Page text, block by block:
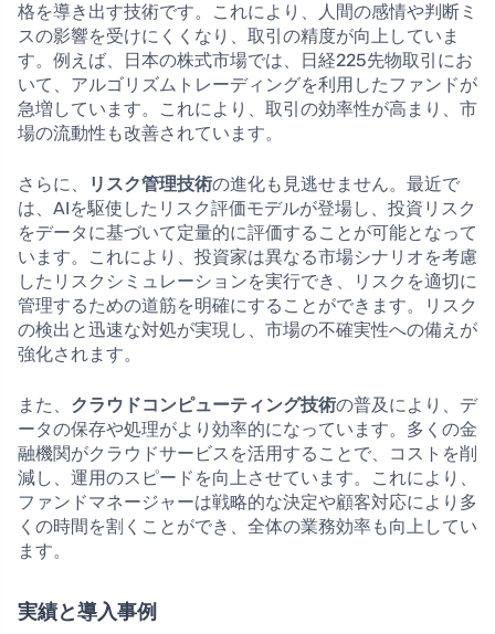
格を導き出す技術です。これにより、人間の感情や判断ミ
スの影響を受けにくくなり、取引の精度が向上していま
す。例えば、日本の株式市場では、日経225先物取引にお
いて、アルゴリズムトレーディングを利用したファンドが
急増しています。これにより、取引の効率性が高まり、市
場の流動性も改善されています。
さらに、 リスク管理技術の進化も見逃せません。最近で
は、AIを駆使したリスク評価モデルが登場し、投資リスク
をデータに基づいて定量的に評価することが可能となって
います。これにより、投資家は異なる市場シナリオを考慮
したリスクシミュレーションを実行でき、リスクを適切に
管理するための道筋を明確にすることができます。リスク
の検出と迅速な対処が実現し、市場の不確実性への備えが
強化されます。
また、 クラウドコンピューティング技術の普及により、デ
ータの保存や処理がより効率的になっています。多くの金
融機関がクラウドサービスを活用することで、コストを削
減し、運用のスピードを向上させています。これにより、
ファンドマネージャーは戦略的な決定や顧客対応により多
くの時間を割くことができ、全体の業務効率も向上してい
ます。
実績と導入事例